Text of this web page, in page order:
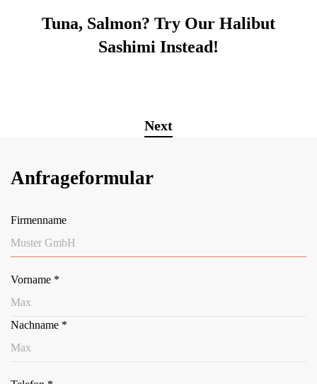
Tuna, Salmon? Try Our Halibut
Sashimi Instead!
Next
Anfrageformular
Firmenname
Vorname *
Nachname *